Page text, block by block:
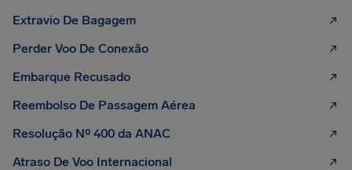
Extravio De Bagagem
Perder Voo De Conexão
Embarque Recusado
Reembolso De Passagem Aérea
Resolução Nº 400 da ANAC
Atraso De Voo Internacional